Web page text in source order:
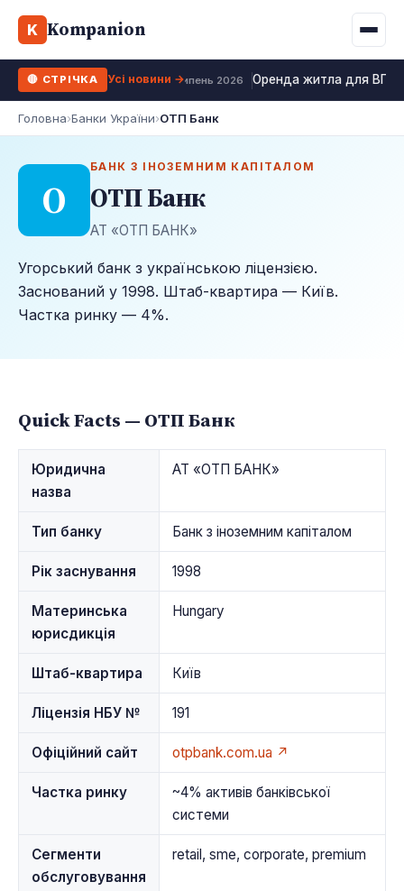
K Kompanion
Калькулятор МФО
Усі 10 МФО →
Життя
Усі види
WhiteBIT
Kuna
Bybit
Усі 10 бірж →
Іпотека
Депозит
Рефінансування
ФОП податки
🔴 СТРІЧКА 23 липень 2026 Оренда житла для ВПО
Усі новини →
Головна›Банки України›ОТП Банк
О
БАНК З ІНОЗЕМНИМ КАПІТАЛОМ
ОТП Банк
АТ «ОТП БАНК»
Угорський банк з українською ліцензією.
Заснований у 1998. Штаб-квартира — Київ.
Частка ринку — 4%.
Quick Facts — ОТП Банк
Юридична
назва
АТ «ОТП БАНК»
Тип банку Банк з іноземним капіталом
Рік заснування 1998
Материнська
юрисдикція
Hungary
Штаб-квартира Київ
Ліцензія НБУ № 191
Офіційний сайт otpbank.com.ua ↗
Частка ринку
~4% активів банківської
системи
Сегменти
обслуговування
retail, sme, corporate, premium